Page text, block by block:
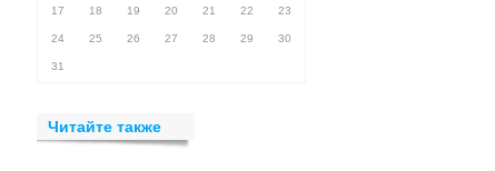
17 18 19 20 21 22 23
24 25 26 27 28 29 30
31
Читайте также